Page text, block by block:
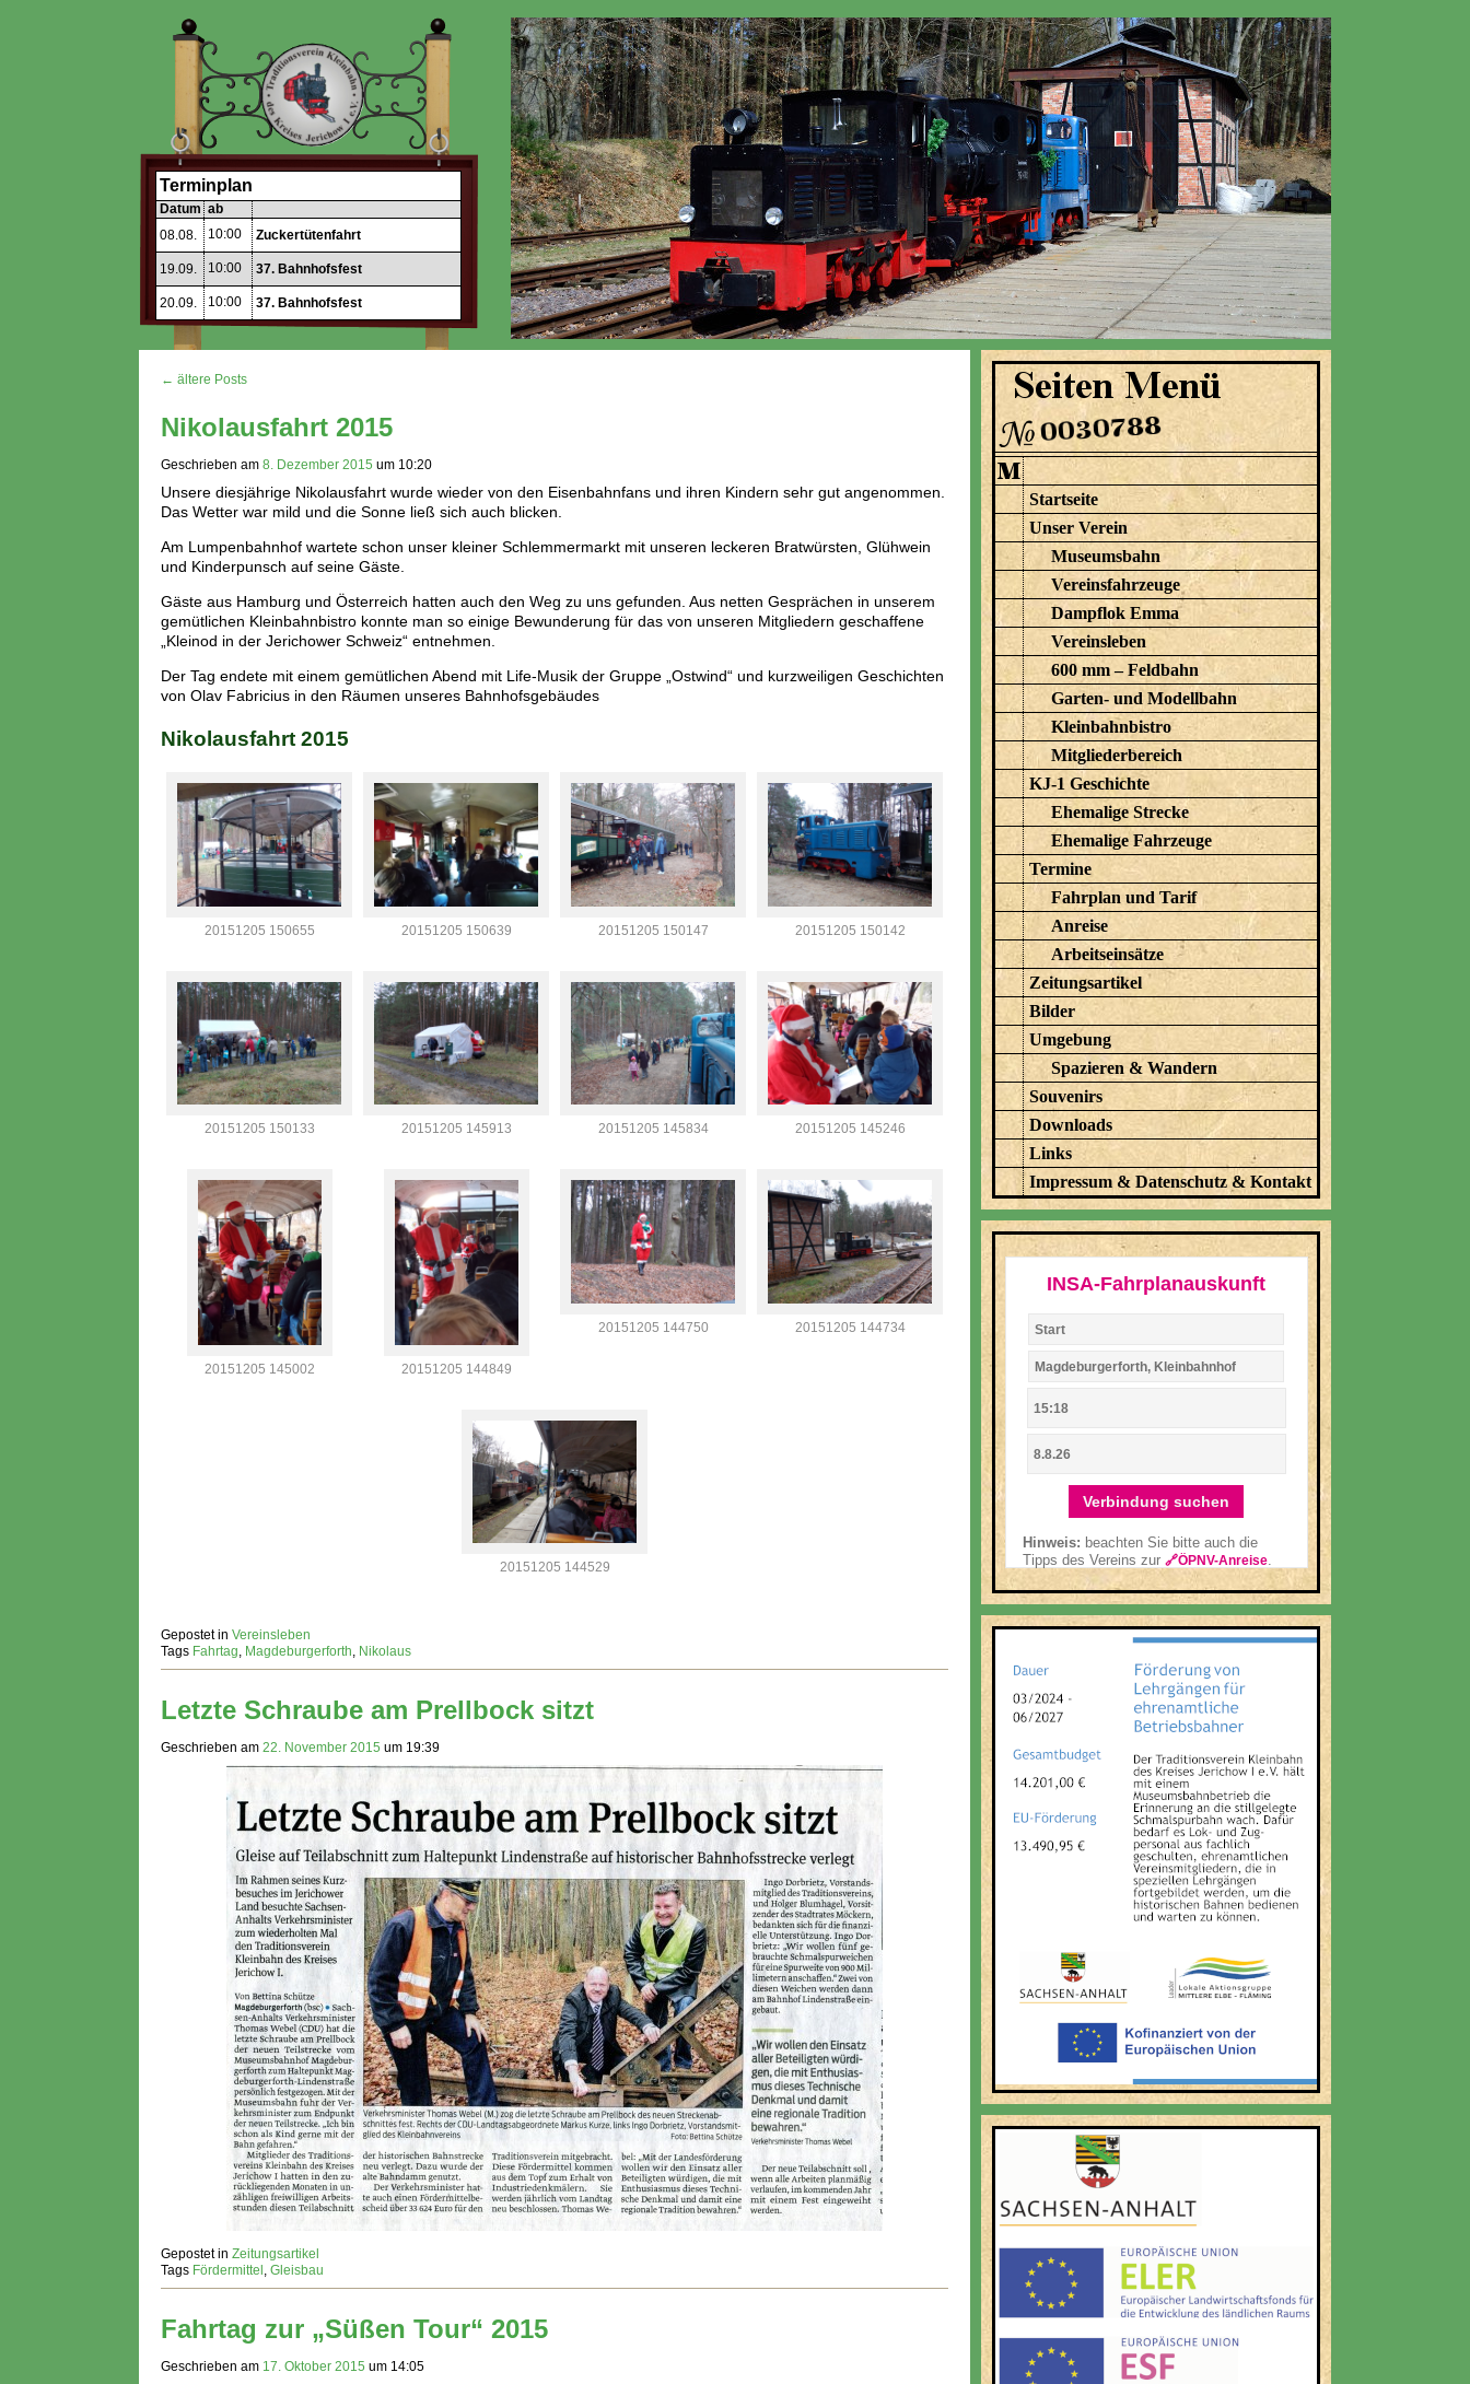
Terminplan
Datum ab
08.08.
10:00 Zuckertütenfahrt
19.09. 10:00 37. Bahnhofsfest
20.09. 10:00 37. Bahnhofsfest
← ältere Posts
Nikolausfahrt 2015
Geschrieben am 8. Dezember 2015 um 10:20
Unsere diesjährige Nikolausfahrt wurde wieder von den Eisenbahnfans und ihren Kindern sehr gut angenommen.
Das Wetter war mild und die Sonne ließ sich auch blicken.
Am Lumpenbahnhof wartete schon unser kleiner Schlemmermarkt mit unseren leckeren Bratwürsten, Glühwein
und Kinderpunsch auf seine Gäste.
Gäste aus Hamburg und Österreich hatten auch den Weg zu uns gefunden. Aus netten Gesprächen in unserem
gemütlichen Kleinbahnbistro konnte man so einige Bewunderung für das von unseren Mitgliedern geschaffene
„Kleinod in der Jerichower Schweiz“ entnehmen.
Der Tag endete mit einem gemütlichen Abend mit Life-Musik der Gruppe „Ostwind“ und kurzweiligen Geschichten
von Olav Fabricius in den Räumen unseres Bahnhofsgebäudes
Nikolausfahrt 2015
20151205 150655 20151205 150639 20151205 150147 20151205 150142
20151205 150133 20151205 145913 20151205 145834 20151205 145246
20151205 145002 20151205 144849
20151205 144750 20151205 144734
20151205 144529
Gepostet in Vereinsleben
Tags Fahrtag, Magdeburgerforth, Nikolaus
Letzte Schraube am Prellbock sitzt
Geschrieben am 22. November 2015 um 19:39
Gepostet in Zeitungsartikel
Tags Fördermittel , Gleisbau
Fahrtag zur „Süßen Tour“ 2015
Geschrieben am 17. Oktober 2015 um 14:05
Startseite
Unser Verein
Museumsbahn
Vereinsfahrzeuge
Dampflok Emma
Vereinsleben
600 mm – Feldbahn
Garten- und Modellbahn
Kleinbahnbistro
Mitgliederbereich
KJ-1 Geschichte
Ehemalige Strecke
Ehemalige Fahrzeuge
Termine
Fahrplan und Tarif
Anreise
Arbeitseinsätze
Zeitungsartikel
Bilder
Umgebung
Spazieren & Wandern
Souvenirs
Downloads
Links
Impressum & Datenschutz & Kontakt
INSA-Fahrplanauskunft
Verbindung suchen
Hinweis: beachten Sie bitte auch die
Tipps des Vereins zur 🔗ÖPNV-Anreise.